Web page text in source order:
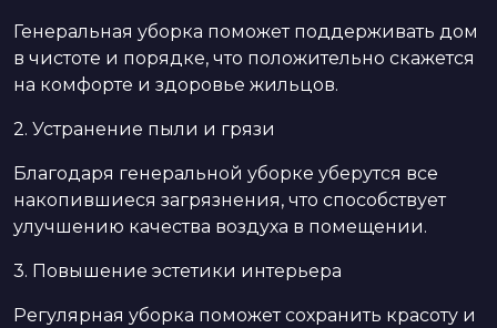
Генеральная уборка поможет поддерживать дом
в чистоте и порядке, что положительно скажется
на комфорте и здоровье жильцов.
2. Устранение пыли и грязи
Благодаря генеральной уборке уберутся все
накопившиеся загрязнения, что способствует
улучшению качества воздуха в помещении.
3. Повышение эстетики интерьера
Регулярная уборка поможет сохранить красоту и